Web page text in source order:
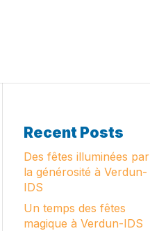
Recent Posts
Des fêtes illuminées par
la générosité à Verdun-
IDS
Un temps des fêtes
magique à Verdun-IDS